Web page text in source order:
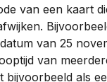
van een kaart
van 25
van
bijvoorbeeld als